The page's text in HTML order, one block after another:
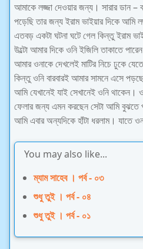
আমাকে লজ্জা দেওয়ার জন্য। সারার ডান –
পড়েছি তার জন্য ইরাম ভাইয়ার দিকে আমি
এতবড় একটা ঘটনা ঘটে গেল কিন্তু ইরাম
উল্টো আমার দিকে ওনি ইজিলি তাকাতে
আমার ওনাকে দেখলেই মাটির নিচে ঢুকে
কিন্তু ওনি বারবারই আমার সামনে এসে
আমি যেখানেই যাই সেখানেই ওনি থাকেন।
ফেলার জন্য এমন করছেন সেটা আমি বুঝতে
আমি এবার অন্যদিকে হাঁটা ধরলাম। যাতে
You may also like...
ম্যাম সাহেব । পর্ব - ০৩
শুধু তুই । পর্ব - ০৪
শুধু তুই । পর্ব - ০১